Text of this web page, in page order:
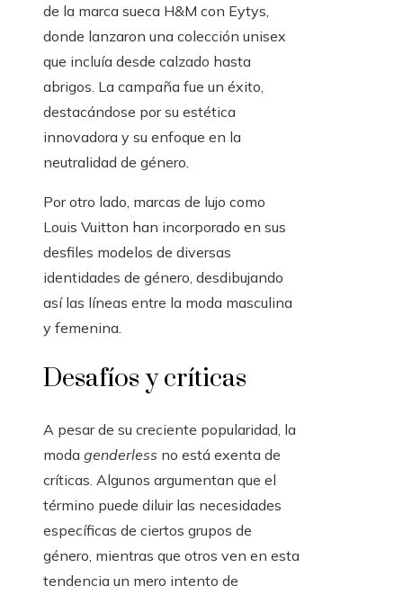
de la marca sueca H&M con Eytys,
donde lanzaron una colección unisex
que incluía desde calzado hasta
abrigos. La campaña fue un éxito,
destacándose por su estética
innovadora y su enfoque en la
neutralidad de género.
Por otro lado, marcas de lujo como
Louis Vuitton han incorporado en sus
desfiles modelos de diversas
identidades de género, desdibujando
así las líneas entre la moda masculina
y femenina.
Desafíos y críticas
A pesar de su creciente popularidad, la
moda genderless no está exenta de
críticas. Algunos argumentan que el
término puede diluir las necesidades
específicas de ciertos grupos de
género, mientras que otros ven en esta
tendencia un mero intento de